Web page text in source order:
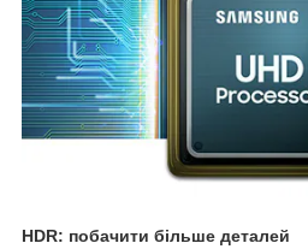
HDR: побачити більше деталей